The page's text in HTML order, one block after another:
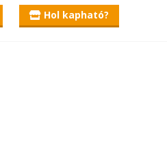
Hol kapható?